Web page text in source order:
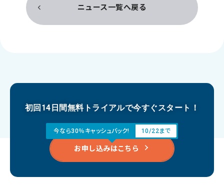
ニュース一覧へ戻る
初回14日間無料トライアルで今すぐスタート！
今なら30％キャッシュバック! 10/22まで
お申し込みはこちら